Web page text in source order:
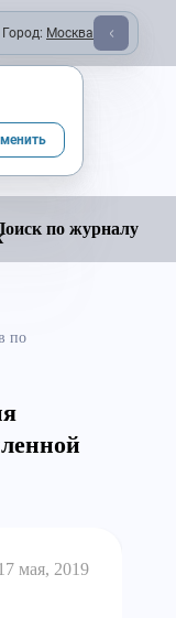
Город: Москва
по журналу
по
мая, 2019